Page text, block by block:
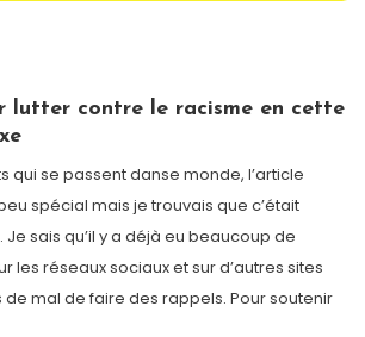
lutter contre le racisme en cette
qui se passent danse monde, l’article
spécial mais je trouvais que c’était
sais qu’il y a déjà eu beaucoup de
les réseaux sociaux et sur d’autres sites
mal de faire des rappels. Pour soutenir